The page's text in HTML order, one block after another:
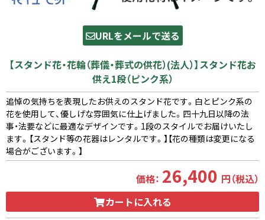
URLをメールで送る
【スタンド花・花輪（葬儀・葬式の供花）(法人）】スタンド花お
供え1段（ピンク系）
追悼の気持ちを表現したお供えのスタンド花です。白とピンク系の
花を使用して、優しげな雰囲気に仕上げました。四十九日以降の法
事・法要などに最適なデザインです。1段のスタイルでお届けいたし
ます。【スタンド等の花器はレンタルです。】【花の種類は変更になる
場合がございます。】
価格： 26,400 円（税込）
カートに入れる